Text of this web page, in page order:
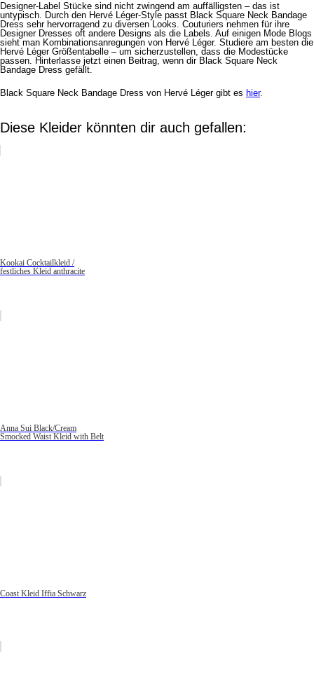
Designer-Label Stücke sind nicht zwingend am auffälligsten – das ist
untypisch. Durch den Hervé Léger-Style passt Black Square Neck Bandage
Dress sehr hervorragend zu diversen Looks. Couturiers nehmen für ihre
Designer Dresses oft andere Designs als die Labels. Auf einigen Mode Blogs
sieht man Kombinationsanregungen von Hervé Léger. Studiere am besten die
Hervé Léger Größentabelle – um sicherzustellen, dass die Modestücke
passen. Hinterlasse jetzt einen Beitrag, wenn dir Black Square Neck
Bandage Dress gefällt.
Black Square Neck Bandage Dress von Hervé Léger gibt es hier.
Diese Kleider könnten dir auch gefallen:
Kookai Cocktailkleid /
festliches Kleid anthracite
Anna Sui Black/Cream
Smocked Waist Kleid with Belt
Coast Kleid Iffia Schwarz